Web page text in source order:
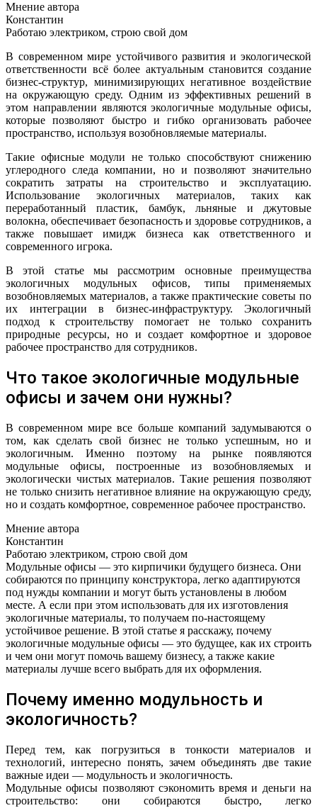
Мнение автора
Константин
Работаю электриком, строю свой дом
В современном мире устойчивого развития и экологической
ответственности всё более актуальным становится создание
бизнес-структур, минимизирующих негативное воздействие
на окружающую среду. Одним из эффективных решений в
этом направлении являются экологичные модульные офисы,
которые позволяют быстро и гибко организовать рабочее
пространство, используя возобновляемые материалы.
Такие офисные модули не только способствуют снижению
углеродного следа компании, но и позволяют значительно
сократить затраты на строительство и эксплуатацию.
Использование экологичных материалов, таких как
переработанный пластик, бамбук, льняные и джутовые
волокна, обеспечивает безопасность и здоровье сотрудников, а
также повышает имидж бизнеса как ответственного и
современного игрока.
В этой статье мы рассмотрим основные преимущества
экологичных модульных офисов, типы применяемых
возобновляемых материалов, а также практические советы по
их интеграции в бизнес-инфраструктуру. Экологичный
подход к строительству помогает не только сохранить
природные ресурсы, но и создает комфортное и здоровое
рабочее пространство для сотрудников.
Что такое экологичные модульные
офисы и зачем они нужны?
В современном мире все больше компаний задумываются о
том, как сделать свой бизнес не только успешным, но и
экологичным. Именно поэтому на рынке появляются
модульные офисы, построенные из возобновляемых и
экологически чистых материалов. Такие решения позволяют
не только снизить негативное влияние на окружающую среду,
но и создать комфортное, современное рабочее пространство.
Мнение автора
Константин
Работаю электриком, строю свой дом
Модульные офисы — это кирпичики будущего бизнеса. Они
собираются по принципу конструктора, легко адаптируются
под нужды компании и могут быть установлены в любом
месте. А если при этом использовать для их изготовления
экологичные материалы, то получаем по-настоящему
устойчивое решение. В этой статье я расскажу, почему
экологичные модульные офисы — это будущее, как их строить
и чем они могут помочь вашему бизнесу, а также какие
материалы лучше всего выбрать для их оформления.
Почему именно модульность и
экологичность?
Перед тем, как погрузиться в тонкости материалов и
технологий, интересно понять, зачем объединять две такие
важные идеи — модульность и экологичность.
Модульные офисы позволяют сэкономить время и деньги на
строительство: они собираются быстро, легко